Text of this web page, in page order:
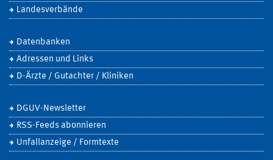
Landesverbände
Datenbanken
Adressen und Links
D-Ärzte / Gutachter / Kliniken
DGUV-Newsletter
RSS-Feeds abonnieren
Unfallanzeige / Formtexte